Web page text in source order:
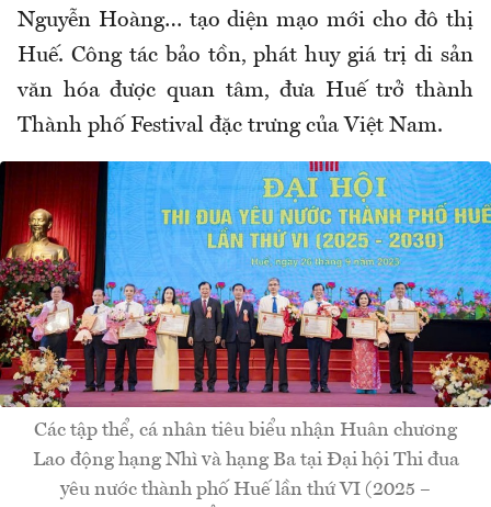
Nguyễn Hoàng… tạo diện mạo mới cho đô thị
Huế. Công tác bảo tồn, phát huy giá trị di sản
văn hóa được quan tâm, đưa Huế trở thành
Thành phố Festival đặc trưng của Việt Nam.
Các tập thể, cá nhân tiêu biểu nhận Huân chương
Lao động hạng Nhì và hạng Ba tại Đại hội Thi đua
yêu nước thành phố Huế lần thứ VI (2025 –